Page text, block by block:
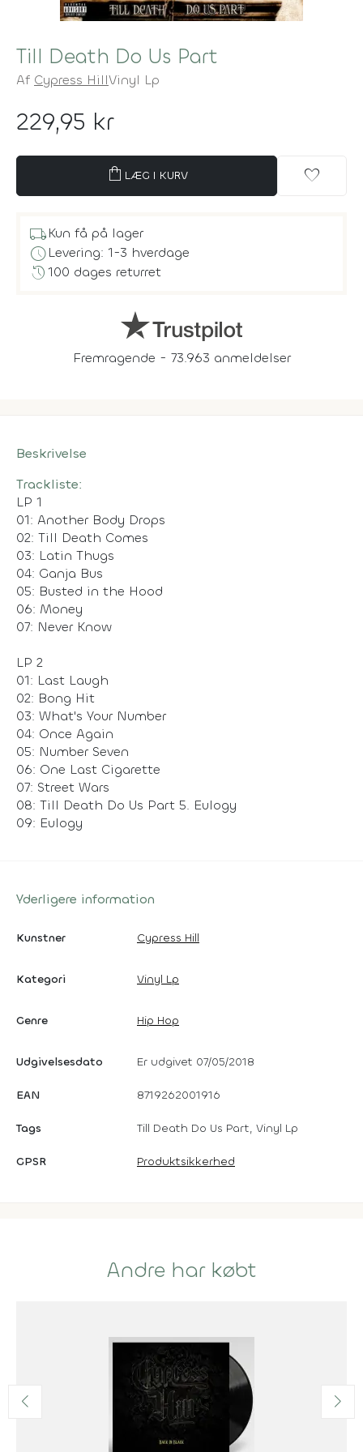
Till Death Do Us Part
Af Cypress HillVinyl Lp
229,95 kr
shopping_bag LÆG I KURV favorite
local_shippingKun få på lager
scheduleLevering: 1-3 hverdage
history100 dages returret
Fremragende - 73.963 anmeldelser
Beskrivelse
Trackliste:
LP 1
01: Another Body Drops
02: Till Death Comes
03: Latin Thugs
04: Ganja Bus
05: Busted in the Hood
06: Money
07: Never Know
LP 2
01: Last Laugh
02: Bong Hit
03: What's Your Number
04: Once Again
05: Number Seven
06: One Last Cigarette
07: Street Wars
08: Till Death Do Us Part 5. Eulogy
09: Eulogy
Yderligere information
Kunstner Cypress Hill
Kategori Vinyl Lp
Genre Hip Hop
Udgivelsesdato Er udgivet 07/05/2018
EAN 8719262001916
Tags Till Death Do Us Part, Vinyl Lp
GPSR Produktsikkerhed
Andre har købt